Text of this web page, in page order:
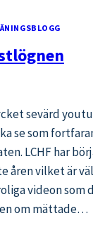
sevärd
se som
LCHF har
åren vilket är
videon som
om mättade…